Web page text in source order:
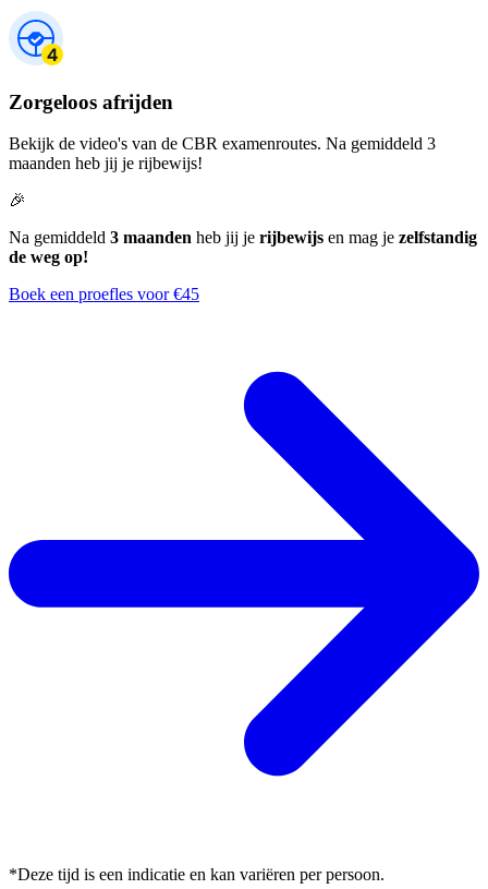
Zorgeloos afrijden
Bekijk de video's van de CBR examenroutes. Na gemiddeld 3
maanden heb jij je rijbewijs!
🎉
Na gemiddeld 3 maanden heb jij je rijbewijs en mag je zelfstandig
de weg op!
Boek een proefles voor €45
*Deze tijd is een indicatie en kan variëren per persoon.